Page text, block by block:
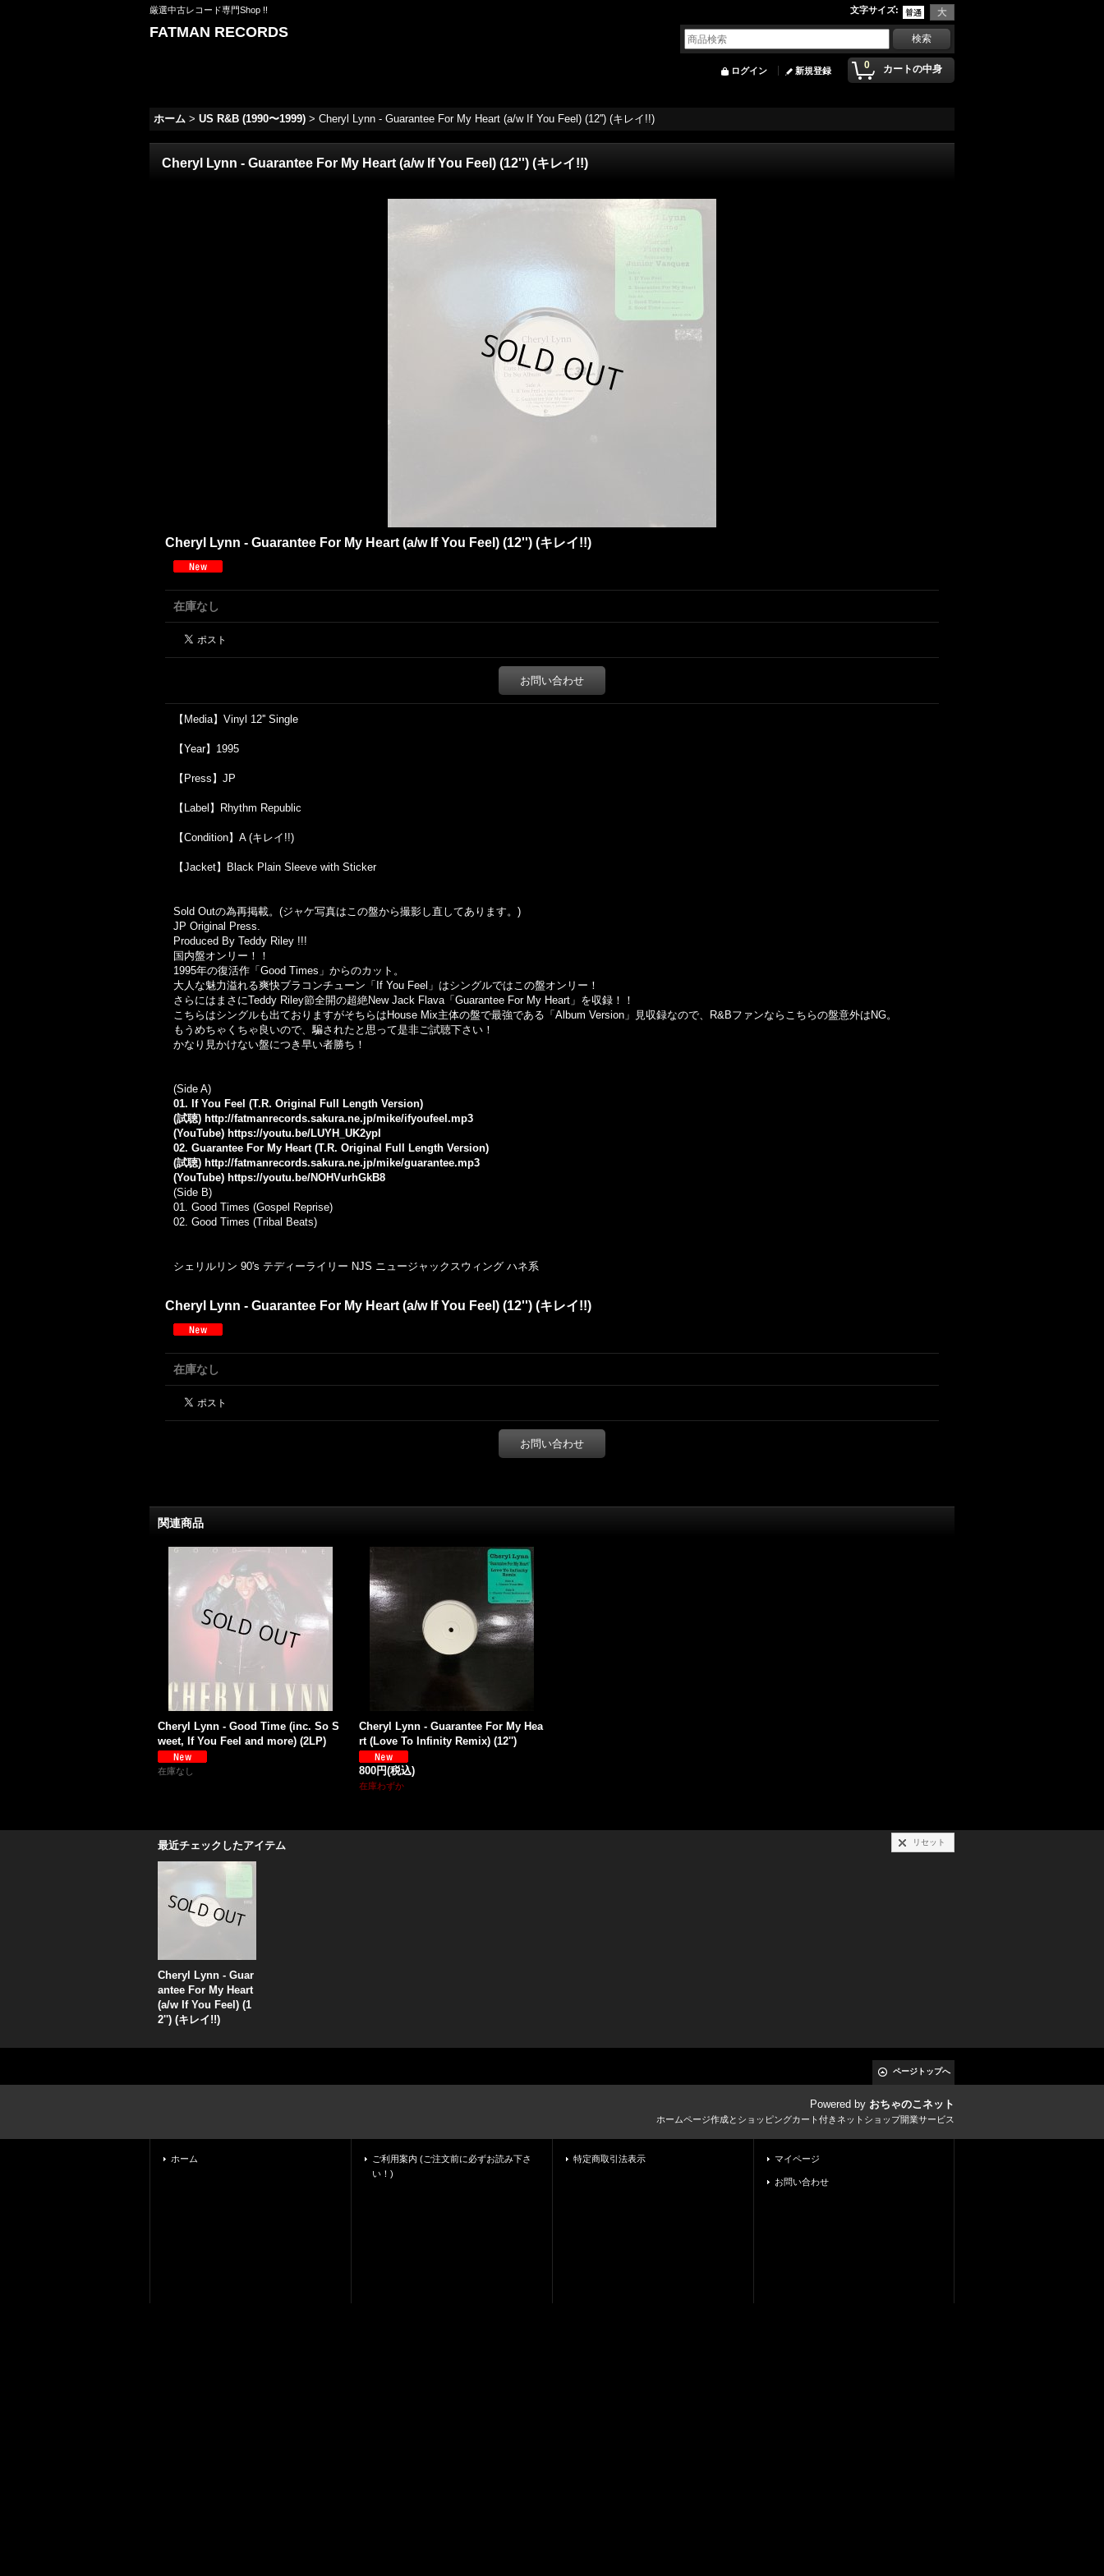
厳選中古レコード専門Shop !! 文字サイズ:
FATMAN RECORDS
0 カートの中身
ログイン 新規登録
ホーム > US R&B (1990〜1999) > Cheryl Lynn - Guarantee For My Heart (a/w If You Feel) (12'') (キレイ!!)
Cheryl Lynn - Guarantee For My Heart (a/w If You Feel) (12'') (キレイ!!)
Cheryl Lynn - Guarantee For My Heart (a/w If You Feel) (12'') (キレイ!!)
在庫なし
お問い合わせ
【Media】Vinyl 12'' Single
【Year】1995
【Press】JP
【Label】Rhythm Republic
【Condition】A (キレイ!!)
【Jacket】Black Plain Sleeve with Sticker
Sold Outの為再掲載。(ジャケ写真はこの盤から撮影し直してあります。)
JP Original Press.
Produced By Teddy Riley !!!
国内盤オンリー！！
1995年の復活作「Good Times」からのカット。
大人な魅力溢れる爽快ブラコンチューン「If You Feel」はシングルではこの盤オンリー！
さらにはまさにTeddy Riley節全開の超絶New Jack Flava「Guarantee For My Heart」を収録！！
こちらはシングルも出ておりますがそちらはHouse Mix主体の盤で最強である「Album Version」見収録なので、R&Bファンならこちらの盤意外はNG。
もうめちゃくちゃ良いので、騙されたと思って是非ご試聴下さい！
かなり見かけない盤につき早い者勝ち！
(Side A)
01. If You Feel (T.R. Original Full Length Version)
(試聴) http://fatmanrecords.sakura.ne.jp/mike/ifyoufeel.mp3
(YouTube) https://youtu.be/LUYH_UK2ypI
02. Guarantee For My Heart (T.R. Original Full Length Version)
(試聴) http://fatmanrecords.sakura.ne.jp/mike/guarantee.mp3
(YouTube) https://youtu.be/NOHVurhGkB8
(Side B)
01. Good Times (Gospel Reprise)
02. Good Times (Tribal Beats)
シェリルリン 90's テディーライリー NJS ニュージャックスウィング ハネ系
Cheryl Lynn - Guarantee For My Heart (a/w If You Feel) (12'') (キレイ!!)
在庫なし
お問い合わせ
関連商品
Cheryl Lynn - Good Time (inc. So S
weet, If You Feel and more) (2LP)
在庫なし
Cheryl Lynn - Guarantee For My Hea
rt (Love To Infinity Remix) (12'')
800円(税込)
在庫わずか
最近チェックしたアイテム リセット
Cheryl Lynn - Guar
antee For My Heart
(a/w If You Feel) (1
2'') (キレイ!!)
ページトップへ
Powered by おちゃのこネット
ホームページ作成とショッピングカート付きネットショップ開業サービス
ホーム
ご利用案内 (ご注文前に必ずお読み下さ
い！)
特定商取引法表示 マイページ
お問い合わせ